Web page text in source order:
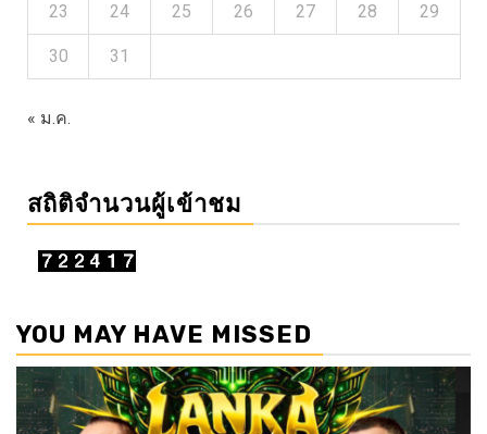
23 24 25 26 27 28 29
30 31
« ม.ค.
สถิติจำนวนผู้เข้าชม
YOU MAY HAVE MISSED